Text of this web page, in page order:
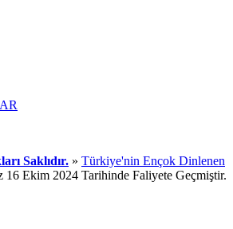
Saklıdır. » Türkiye'nin Ençok Dinlenen
16 Ekim 2024 Tarihinde Faliyete Geçmiştir.